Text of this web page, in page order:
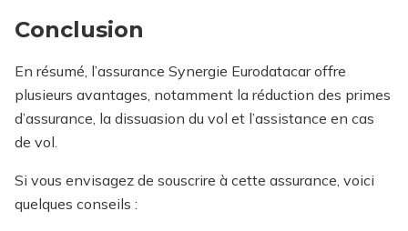
Conclusion
En résumé, l’assurance Synergie Eurodatacar offre
plusieurs avantages, notamment la réduction des primes
d’assurance, la dissuasion du vol et l’assistance en cas
de vol.
Si vous envisagez de souscrire à cette assurance, voici
quelques conseils :